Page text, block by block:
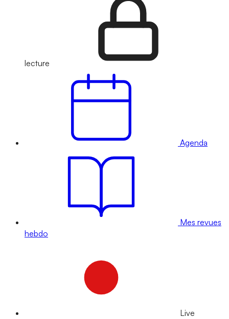
lecture
Agenda
Mes revues
hebdo
Live